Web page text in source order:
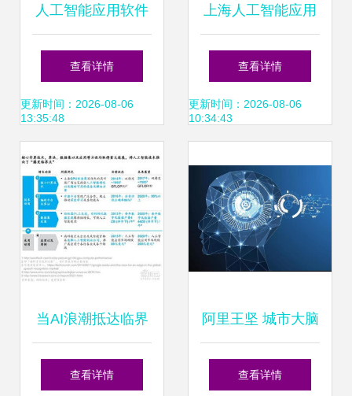
人工智能应用软件
开发 物联网时代下
的创新引擎
查看详情
更新时间：2026-08-06
13:35:48
上海人工智能应用
软件开发培训选择
指南 聚焦课程与机
查看详情
更新时间：2026-08-06
10:34:43
当AI浪潮抵达临界
点 CEO在应用软件
查看详情
阿里王坚 城市大脑
——超越人工智能
查看详情